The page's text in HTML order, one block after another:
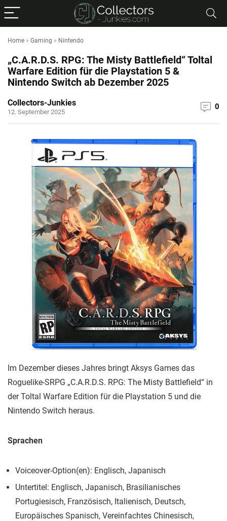
Home » Gaming » Nintendo
„C.A.R.D.S. RPG: The Misty Battlefield“ Toltal
Warfare Edition für die Playstation 5 &
Nintendo Switch ab Dezember 2025
Collectors-Junkies
12. September 2025
0
Im Dezember dieses Jahres bringt Aksys Games das
Roguelike-SRPG „C.A.R.D.S. RPG: The Misty Battlefield“ in
der Toltal Warfare Edition für die Playstation 5 und die
Nintendo Switch heraus.
Sprachen
Voiceover-Option(en): Englisch, Japanisch
Untertitel: Englisch, Japanisch, Brasilianisches
Portugiesisch, Französisch, Italienisch, Deutsch,
Europäisches Spanisch, Vereinfachtes Chinesisch,